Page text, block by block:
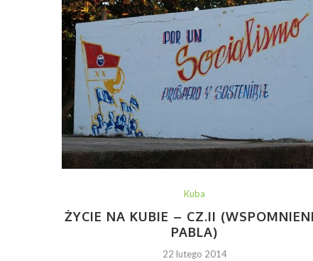
Kuba
ŻYCIE NA KUBIE – CZ.II
PABLA)
22 lutego 2014